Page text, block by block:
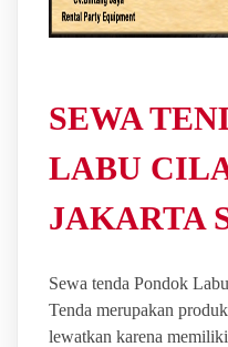
SEWA
LABU
JAKARTA
Sewa tenda Pondok
Tenda merupakan
lewatkan karena